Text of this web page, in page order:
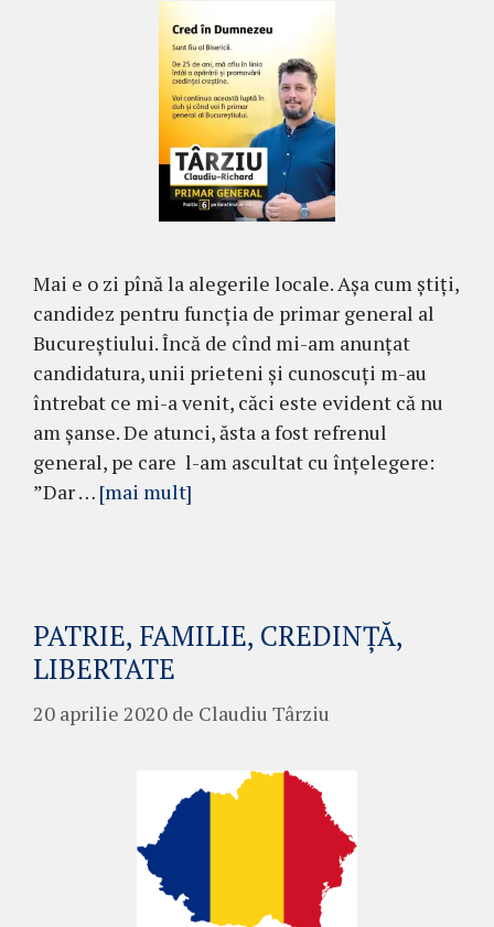
Mai e o zi pînă la alegerile locale. Așa cum știți,
candidez pentru funcția de primar general al
Bucureștiului. Încă de cînd mi-am anunțat
candidatura, unii prieteni și cunoscuți m-au
întrebat ce mi-a venit, căci este evident că nu
am șanse. De atunci, ăsta a fost refrenul
general, pe care l-am ascultat cu înțelegere:
”Dar … [mai mult]
PATRIE, FAMILIE, CREDINȚĂ,
LIBERTATE
20 aprilie 2020 de Claudiu Târziu